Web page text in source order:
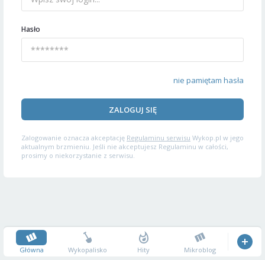
Hasło
nie pamiętam hasła
ZALOGUJ SIĘ
Zalogowanie oznacza akceptację Regulaminu serwisu Wykop.pl w jego
aktualnym brzmieniu. Jeśli nie akceptujesz Regulaminu w całości,
prosimy o niekorzystanie z serwisu.
Główna Wykopalisko Hity Mikroblog